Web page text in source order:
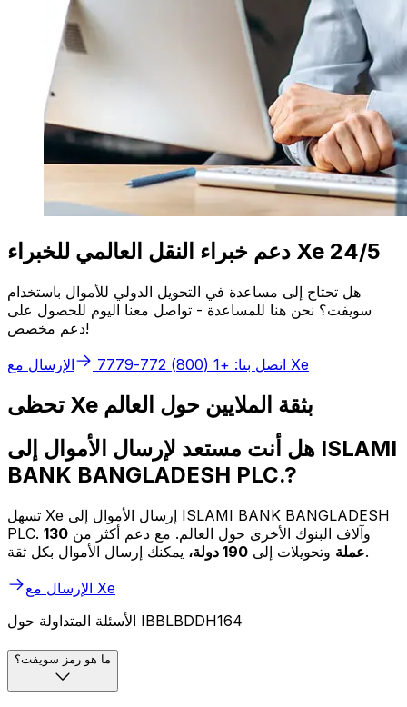
دعم خبراء النقل العالمي للخبراء Xe 24/5
هل تحتاج إلى مساعدة في التحويل الدولي للأموال باستخدام
سويفت؟ نحن هنا للمساعدة - تواصل معنا اليوم للحصول على
دعم مخصص!
اتصل بنا: +1 (800) 772-7779 الإرسال مع Xe
تحظى Xe بثقة الملايين حول العالم
هل أنت مستعد لإرسال الأموال إلى ISLAMI
BANK BANGLADESH PLC.?
تسهل Xe إرسال الأموال إلى ISLAMI BANK BANGLADESH
PLC. وآلاف البنوك الأخرى حول العالم. مع دعم أكثر من 130
عملة وتحويلات إلى 190 دولة،
يمكنك إرسال الأموال بكل ثقة.
الإرسال مع Xe
الأسئلة المتداولة حول IBBLBDDH164
ما هو رمز سويفت؟